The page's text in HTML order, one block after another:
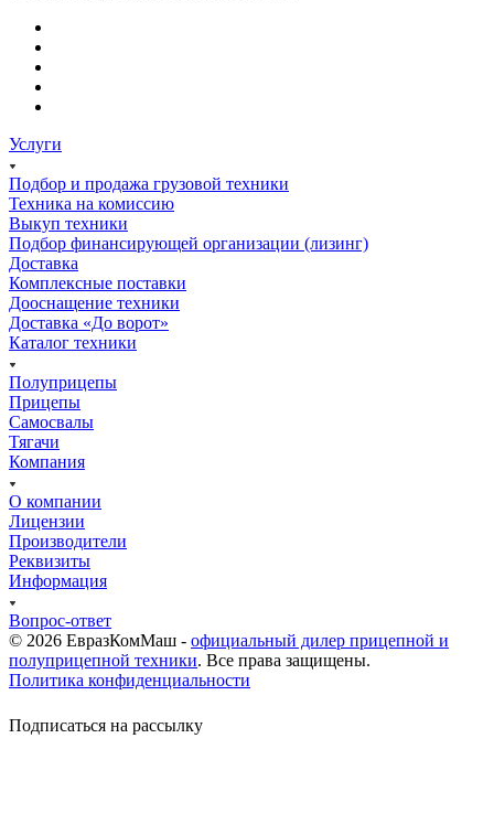
Услуги
Подбор и продажа грузовой техники
Техника на комиссию
Выкуп техники
Подбор финансирующей организации (лизинг)
Доставка
Комплексные поставки
Дооснащение техники
Доставка «До ворот»
Каталог техники
Полуприцепы
Прицепы
Самосвалы
Тягачи
Компания
О компании
Лицензии
Производители
Реквизиты
Информация
Вопрос-ответ
© 2026 ЕвразКомМаш - официальный дилер прицепной и
полуприцепной техники. Все права защищены.
Политика конфиденциальности
Подписаться на рассылку